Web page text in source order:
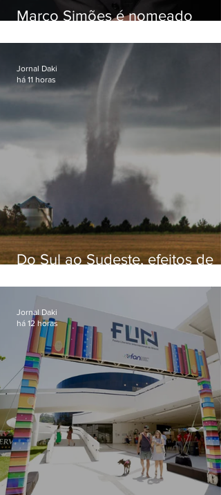
Marco Simões é nomeado
Do Sul ao Sudeste, efeitos de
apreensão na população
Jornal Daki
há 11 horas
Jornal Daki
há 12 horas